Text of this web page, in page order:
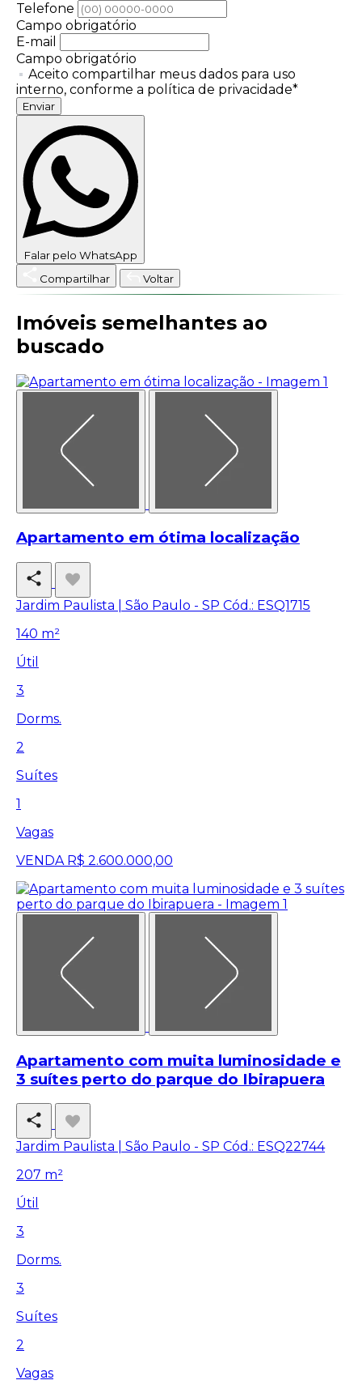
Telefone
Campo obrigatório
E-mail
Campo obrigatório
Aceito compartilhar meus dados para uso
interno, conforme a política de privacidade*
Enviar
Falar pelo WhatsApp
Compartilhar
Voltar
Imóveis semelhantes ao
buscado
Apartamento em ótima localização
Jardim Paulista | São Paulo - SP Cód.: ESQ1715
140 m²
Útil
3
Dorms.
2
Suítes
1
Vagas
VENDA R$ 2.600.000,00
Apartamento com muita luminosidade e
3 suítes perto do parque do Ibirapuera
Jardim Paulista | São Paulo - SP Cód.: ESQ22744
207 m²
Útil
3
Dorms.
3
Suítes
2
Vagas